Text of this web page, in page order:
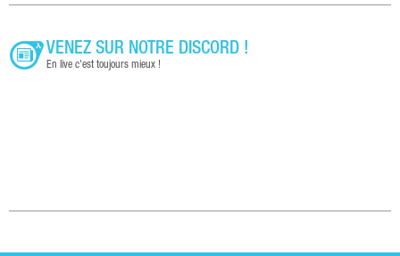
VENEZ SUR NOTRE DISCORD !
En live c'est toujours mieux !